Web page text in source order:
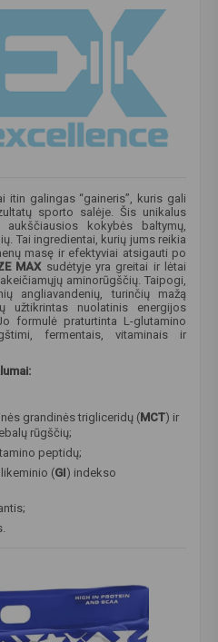
itin galingas “gaineris”, kuris gali
sporto salėje. Šis unikalus
kokybės baltymų,
Tai ingredientai, kurių jums reikia
masę ir efektyviai atsigauti po
MAXsudėtyje yra greitai ir lėtai
aminorūgščių. Taipogi,
angliavandenių, turinčių mažą
užtikrintas nuolatinis energijos
formulė praturtinta L-glutamino
fermentais, vitaminais ir
grandinės trigliceridų (MCT) ir
rūgščių;
peptidų;
(GI) indekso